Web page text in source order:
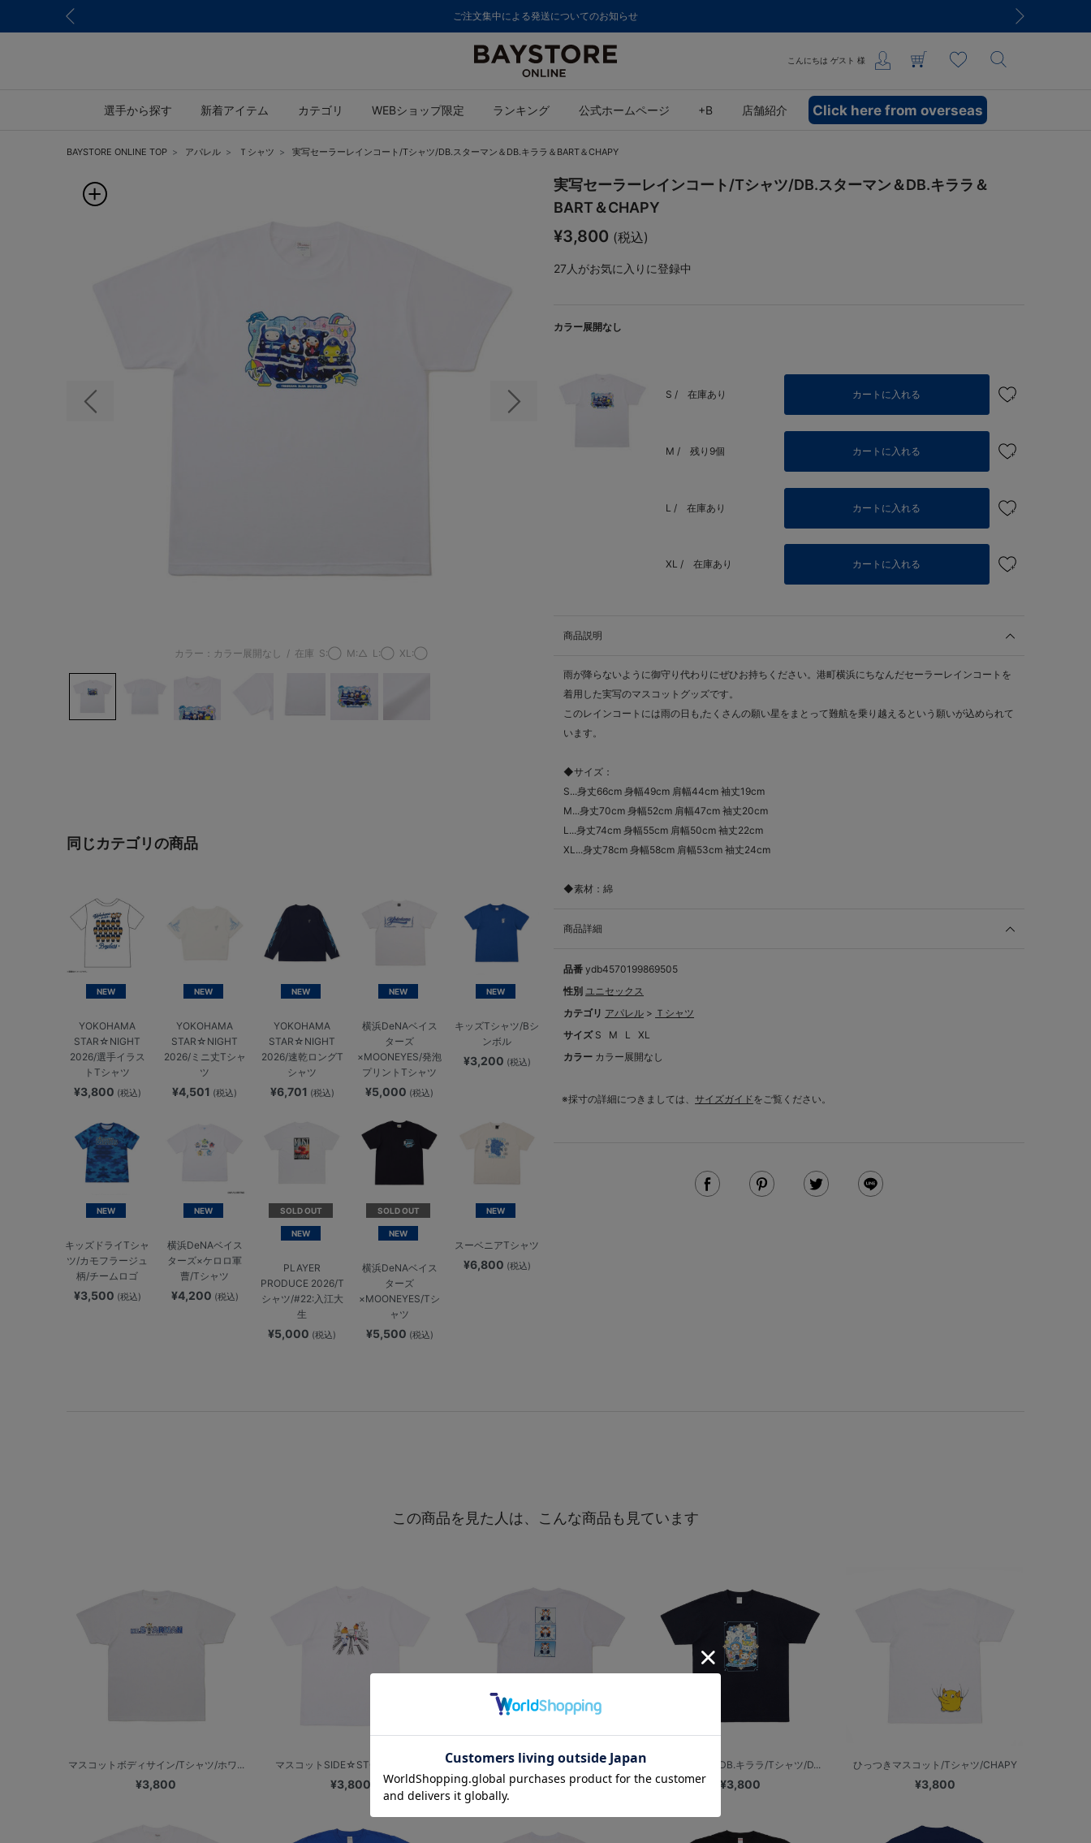
ご注文集中による発送についてのお知らせ
こんにちは ゲスト 様
選手から探す 新着アイテム カテゴリ WEBショップ限定 ランキング 公式ホームページ +B 店舗紹介 Click here from overseas
BAYSTORE ONLINE TOP アパレル Ｔシャツ 実写セーラーレインコート/Tシャツ/DB.スターマン＆DB.キララ＆BART＆CHAPY
前の画像 次の画像
カラー：カラー展開なし / 在庫 S:◯ M:△ L:◯ XL:◯
同じカテゴリの商品
NEW
YOKOHAMA
STAR☆NIGHT
2026/選手イラス
トTシャツ
¥3,800 (税込)
NEW
YOKOHAMA
STAR☆NIGHT
2026/ミニ丈Tシャ
ツ
¥4,501 (税込)
NEW
YOKOHAMA
STAR☆NIGHT
2026/速乾ロングT
シャツ
¥6,701 (税込)
NEW
横浜DeNAベイス
ターズ
×MOONEYES/発泡
プリントTシャツ
¥5,000 (税込)
NEW
キッズTシャツ/Bシ
ンボル
¥3,200 (税込)
NEW
キッズドライTシャ
ツ/カモフラージュ
柄/チームロゴ
¥3,500 (税込)
NEW
横浜DeNAベイス
ターズ×ケロロ軍
曹/Tシャツ
¥4,200 (税込)
SOLD OUT
NEW
PLAYER
PRODUCE 2026/T
シャツ/#22:入江大
生
¥5,000 (税込)
SOLD OUT
NEW
横浜DeNAベイス
ターズ
×MOONEYES/Tシ
ャツ
¥5,500 (税込)
NEW
スーベニアTシャツ
¥6,800 (税込)
実写セーラーレインコート/Tシャツ/DB.スターマン＆DB.キララ＆
BART＆CHAPY
¥3,800 (税込)
27 人がお気に入りに登録中
カラー展開なし
S / 在庫あり カートに入れる
M / 残り9個 カートに入れる
L / 在庫あり カートに入れる
XL / 在庫あり カートに入れる
商品説明
雨が降らないように御守り代わりにぜひお持ちください。港町横浜にちなんだセーラーレインコートを
着用した実写のマスコットグッズです。
このレインコートには雨の日も,たくさんの願い星をまとって難航を乗り越えるという願いが込められて
います。
◆サイズ：
S...身丈66cm 身幅49cm 肩幅44cm 袖丈19cm
M...身丈70cm 身幅52cm 肩幅47cm 袖丈20cm
L...身丈74cm 身幅55cm 肩幅50cm 袖丈22cm
XL...身丈78cm 身幅58cm 肩幅53cm 袖丈24cm
◆素材：綿
商品詳細
品番 ydb4570199869505
性別 ユニセックス
カテゴリ アパレル > Ｔシャツ
サイズ S M L
XL
カラー カラー展開なし
※採寸の詳細につきましては、 サイズガイドをご覧ください。
この商品を見た人は、こんな商品も見ています
マスコットボディサイン/Tシャツ/ホワ...
¥3,800
マスコットSIDE☆STORY/Tシャ...
¥3,800
青いクリームソーダ/Tシャツ/DB.ス...
¥3,800
不思議の国のDB.キララ/Tシャツ/D...
¥3,800
ひっつきマスコット/Tシャツ/CHAPY
¥3,800